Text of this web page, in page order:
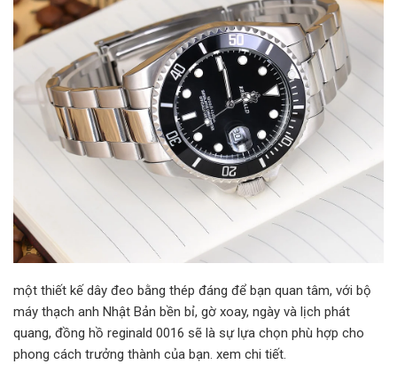
một thiết kế dây đeo bằng thép đáng để bạn quan tâm, với bộ
máy thạch anh Nhật Bản bền bỉ, gờ xoay, ngày và lịch phát
quang, đồng hồ reginald 0016 sẽ là sự lựa chọn phù hợp cho
phong cách trưởng thành của bạn. xem chi tiết.